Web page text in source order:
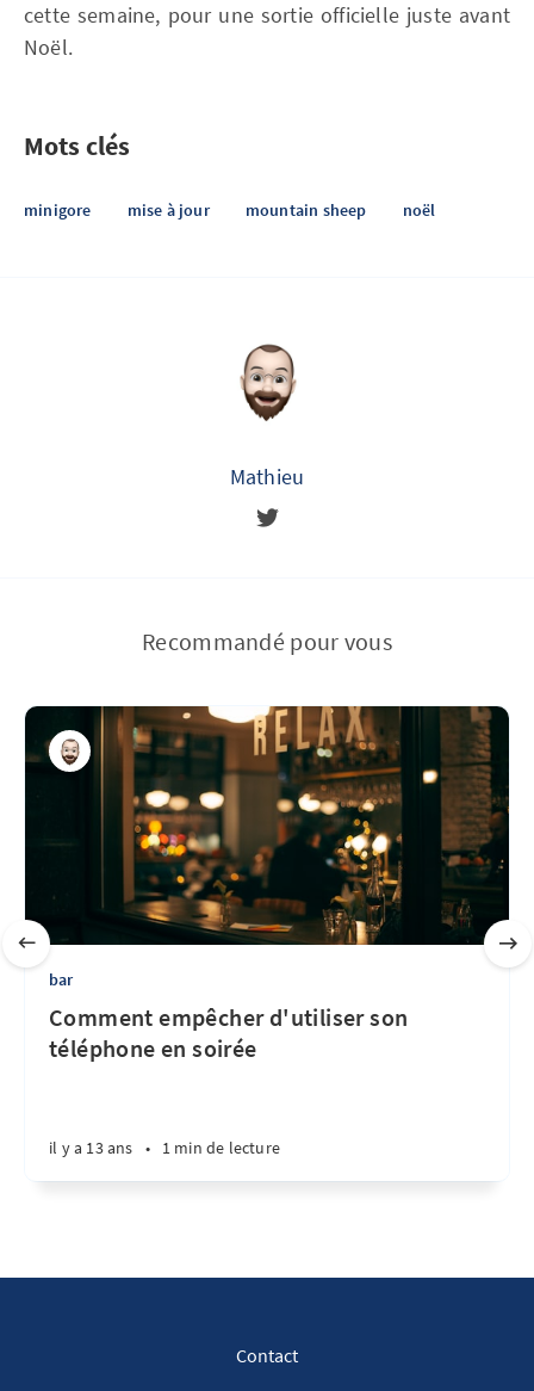
cette semaine, pour une sortie officielle juste avant
Noël.
Mots clés
minigore mise à jour mountain sheep noël
Mathieu
Recommandé pour vous
bar
Comment empêcher d'utiliser son
téléphone en soirée
il y a 13 ans • 1 min de lecture
Contact